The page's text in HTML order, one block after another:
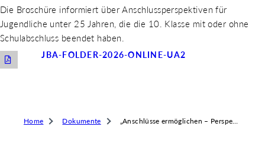
SCHULEN
& ABSCHLÜSSE
& RECHT
Die Broschüre informiert über Anschlussperspektiven für
Jugendliche unter 25 Jahren, die die 10. Klasse mit oder ohne
Schulabschluss beendet haben.
JBA-FOLDER-2026-ONLINE-UA2
Home Dokumente „Anschlüsse ermöglichen – Perspektiven eröffnen“ 2026